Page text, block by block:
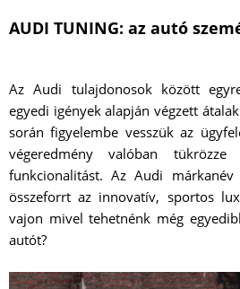
AUDI TUNING: az autó
Az Audi tulajdonosok között
egyedi igények alapján végzett
során figyelembe vesszük az
végeredmény valóban
funkcionalitást. Az Audi
összeforrt az innovatív, sportos
vajon mivel tehetnénk még
autót?